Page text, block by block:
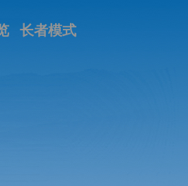
长者模式